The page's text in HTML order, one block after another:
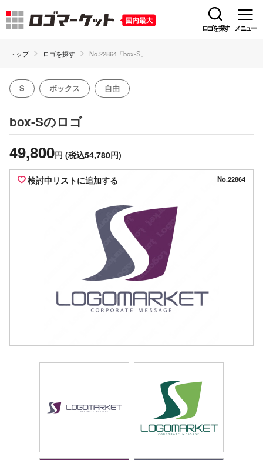
ロゴを探す メニュー
トップ ロゴを探す No.22864「box-S」
S ボックス 自由
box-Sのロゴ
49,800円 (税込54,780円)
検討中リストに追加する No.22864